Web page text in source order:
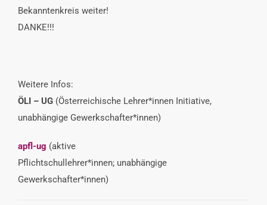
Bekanntenkreis weiter!
DANKE!!!
Weitere Infos:
ÖLI – UG (Österreichische Lehrer*innen Initiative,
unabhängige Gewerkschafter*innen)
apfl-ug (aktive
Pflichtschullehrer*innen; unabhängige
Gewerkschafter*innen)